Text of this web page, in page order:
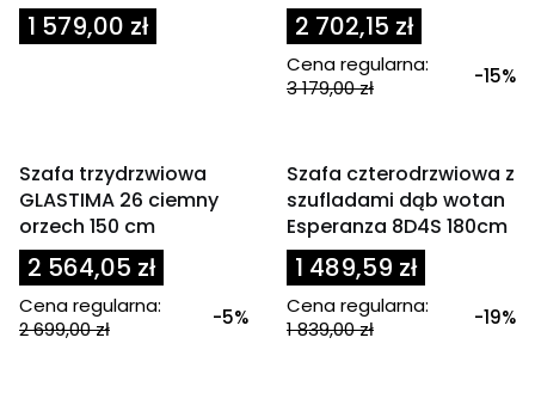
Cena
1 579,00 zł 2 702,15 zł
Cena regularna:
3 179,00 zł
-15%
Szafa trzydrzwiowa
GLASTIMA 26 ciemny
orzech 150 cm
2 564,05 zł
Cena regularna:
2 699,00 zł
-5%
Szafa czterodrzwiowa z
szufladami dąb wotan
Esperanza 8D4S 180cm
1 489,59 zł
Cena regularna:
1 839,00 zł
-19%